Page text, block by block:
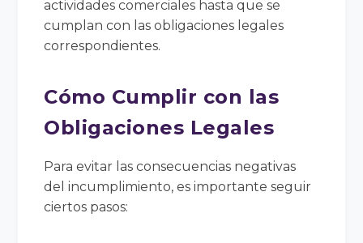
actividades comerciales hasta que se
cumplan con las obligaciones legales
correspondientes.
Cómo Cumplir con las
Obligaciones Legales
Para evitar las consecuencias negativas
del incumplimiento, es importante seguir
ciertos pasos: